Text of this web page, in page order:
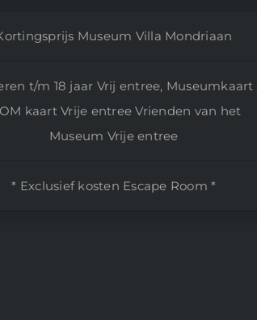
Museum Villa Mondriaan
t/m 18 jaar Vrij entree, Museumkaart
kaart Vrije entree Vrienden van het
Museum Vrije entree
* Exclusief kosten Escape Room *